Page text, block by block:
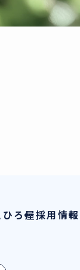
ろ屋採用情報